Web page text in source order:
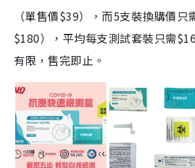
（單售價$39），而5支裝換購價
$180），平均每支測試套裝只需
有限，售完即止。